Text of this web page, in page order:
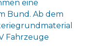
eine
Bund. Ab dem
Fahrzeuge